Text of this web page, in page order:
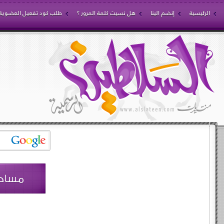
الرئيسية إنضم الينا هل نسيت كلمة المرور ؟ طلب كود تفعيل